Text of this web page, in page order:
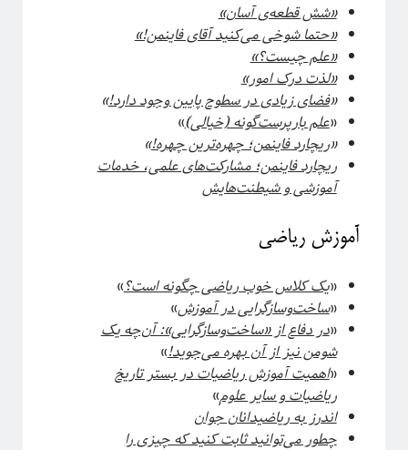
دوره «مقدمه‌ای بر بازبهنجارش»
«شش قطعه‌ی آسان»
«حتما شوخی می‌کنید آقای فاینمن!»
«علم چیست؟»
«لذت درک امور»
«فضای زیادی در سطوح پایین وجود دارد!»
«علم بارپرست‌گونه (خیالی)»
«ریچارد فاینمن؛ چهره‌ترین چهره!»
ریچارد فاینمن؛ مشارکت‌های علمی، خدمات
آموزشی و شیطنت‌هایش
آموزش ریاضی
«یک کلاس خوب ریاضی چگونه است؟»
«ساخت‌و‌سازگرایی در آموزش»
«در دفاع از «ساخت‌وسازگرایی»: آن‌چه یک
شومن نیز از آن بهره می‌جوید!»
«اهمیت آموزش ریاضیات در بستر تاریخ
ریاضیات و سایر علوم»
اندرز به ریاضیدانان جوان
چطور می‌توانید ثابت کنید که چیزی را